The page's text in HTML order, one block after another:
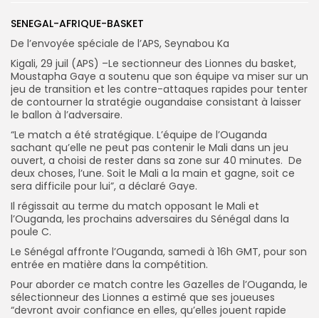
SENEGAL-AFRIQUE-BASKET
De l’envoyée spéciale de l’APS, Seynabou Ka
Kigali, 29 juil (APS) –Le sectionneur des Lionnes du basket,
Moustapha Gaye a soutenu que son équipe va miser sur un
jeu de transition et les contre-attaques rapides pour tenter
de contourner la stratégie ougandaise consistant à laisser
le ballon à l’adversaire.
“Le match a été stratégique. L’équipe de l’Ouganda
sachant qu’elle ne peut pas contenir le Mali dans un jeu
ouvert, a choisi de rester dans sa zone sur 40 minutes. De
deux choses, l’une. Soit le Mali a la main et gagne, soit ce
sera difficile pour lui”, a déclaré Gaye.
Il régissait au terme du match opposant le Mali et
l’Ouganda, les prochains adversaires du Sénégal dans la
poule C.
Le Sénégal affronte l’Ouganda, samedi à 16h GMT, pour son
entrée en matière dans la compétition.
Pour aborder ce match contre les Gazelles de l’Ouganda, le
sélectionneur des Lionnes a estimé que ses joueuses
“devront avoir confiance en elles, qu’elles jouent rapide